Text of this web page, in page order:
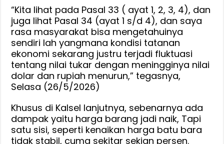
“Kita lihat pada Pasal 33 ( ayat 1, 2, 3, 4), dan
juga lihat Pasal 34 (ayat 1 s/d 4), dan saya
rasa masyarakat bisa mengetahuinya
sendiri lah yangmana kondisi tatanan
ekonomi sekarang justru terjadi fluktuasi
tentang nilai tukar dengan meningginya nilai
dolar dan rupiah menurun,” tegasnya,
Selasa (26/5/2026)
Khusus di Kalsel lanjutnya, sebenarnya ada
dampak yaitu harga barang jadi naik, Tapi
satu sisi, seperti kenaikan harga batu bara
tidak stabil, cuma sekitar sekian persen.